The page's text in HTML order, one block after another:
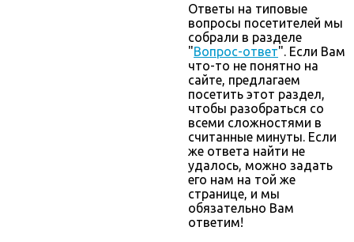
Ответы на типовые
вопросы посетителей мы
собрали в разделе
"Вопрос-ответ". Если Вам
что-то не понятно на
сайте, предлагаем
посетить этот раздел,
чтобы разобраться со
всеми сложностями в
считанные минуты. Если
же ответа найти не
удалось, можно задать
его нам на той же
странице, и мы
обязательно Вам
ответим!